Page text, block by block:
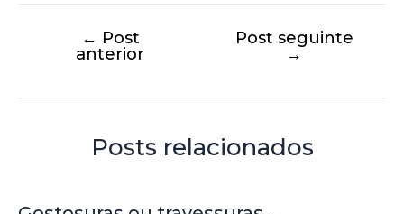
← Post
anterior
Post seguinte
→
Posts relacionados